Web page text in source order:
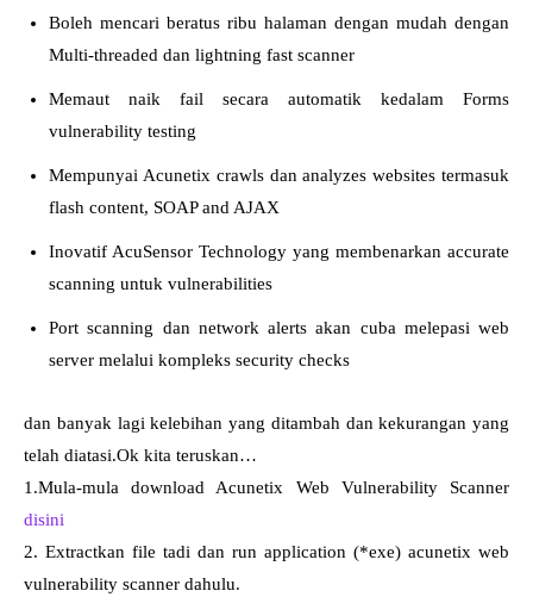
Boleh mencari beratus ribu halaman dengan mudah dengan
Multi-threaded dan lightning fast scanner
Memaut naik fail secara automatik kedalam Forms
vulnerability testing
Mempunyai Acunetix crawls dan analyzes websites termasuk
flash content, SOAP and AJAX
Inovatif AcuSensor Technology yang membenarkan accurate
scanning untuk vulnerabilities
Port scanning dan network alerts akan cuba melepasi web
server melalui kompleks security checks
dan banyak lagi kelebihan yang ditambah dan kekurangan yang
telah diatasi.Ok kita teruskan…
1.Mula-mula download Acunetix Web Vulnerability Scanner
disini
2. Extractkan file tadi dan run application (*exe) acunetix web
vulnerability scanner dahulu.